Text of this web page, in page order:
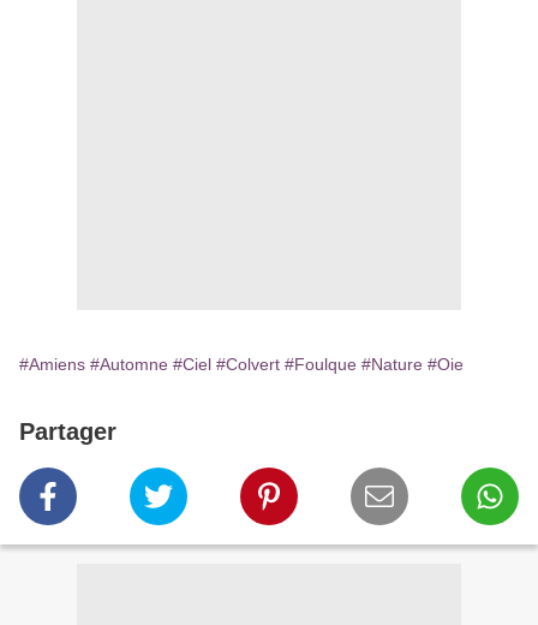
#Amiens #Automne #Ciel #Colvert #Foulque #Nature #Oie
Partager